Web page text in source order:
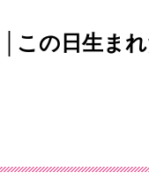
この日生ま